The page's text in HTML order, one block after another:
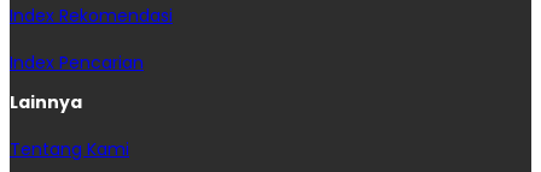
Index Rekomendasi
Index Pencarian
Lainnya
Tentang Kami